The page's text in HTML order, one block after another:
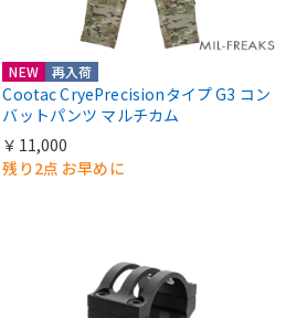
NEW 再入荷
Cootac CryePrecisionタイプ G3 コン
バットパンツ マルチカム
￥11,000
残り2点 お早めに